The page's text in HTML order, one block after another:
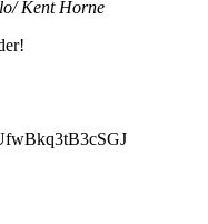
Kent Horne